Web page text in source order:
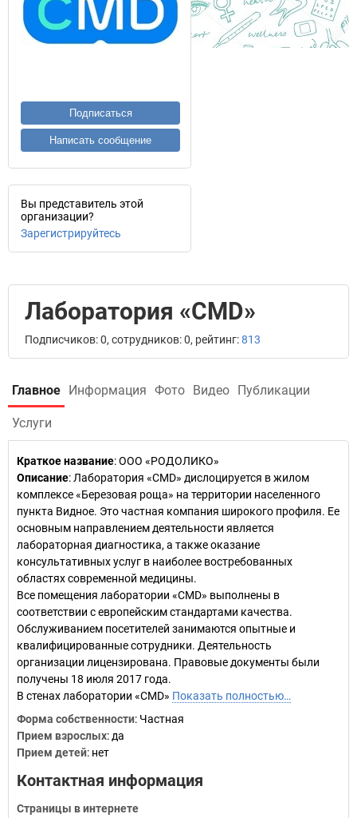
Подписаться
Написать сообщение
Вы представитель этой
организации?
Зарегистрируйтесь
Лаборатория «CMD»
Подписчиков: 0, сотрудников: 0, рейтинг:813
Главное Информация Фото Видео Публикации
Услуги
Краткое название:ООО «РОДОЛИКО»
Описание: Лаборатория «CMD» дислоцируется в жилом
комплексе «Березовая роща» на территории населенного
пункта Видное. Это частная компания широкого профиля. Ее
основным направлением деятельности является
лабораторная диагностика, а также оказание
консультативных услуг в наиболее востребованных
областях современной медицины.
Все помещения лаборатории «CMD» выполнены в
соответствии с европейским стандартами качества.
Обслуживанием посетителей занимаются опытные и
квалифицированные сотрудники. Деятельность
организации лицензирована. Правовые документы были
получены 18 июля 2017 года.
В стенах лаборатории «CMD» Показать полностью…
Форма собственности: Частная
Прием взрослых: да
Прием детей: нет
Контактная информация
Страницы в интернете